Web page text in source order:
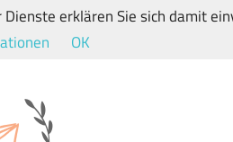
erklären Sie sich damit
OK